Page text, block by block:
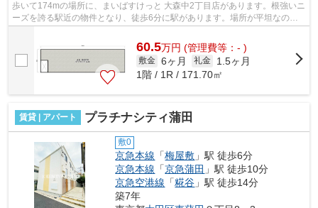
歩いて174mの場所に、まいばすけっと 大森中2丁目店があります。根強いニ
ーズを誇る駅近の物件となり、徒歩6分に駅があります。場所が平坦なの
60.5万円 (管理費等：- )
敷金 6ヶ月 礼金
1.5ヶ月
1階 / 1R / 171.70㎡
賃貸 | アパート プラチナシティ蒲田
敷0
京急本線 「梅屋敷 」駅 徒歩6分
京急本線 「京急蒲田 」駅 徒歩10分
京急空港線 「糀谷 」駅 徒歩14分
築7年